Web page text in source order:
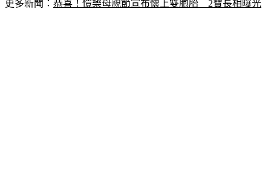
更多新聞： 恭喜！愷樂母親節宣布懷上雙胞胎　2寶長相曝光